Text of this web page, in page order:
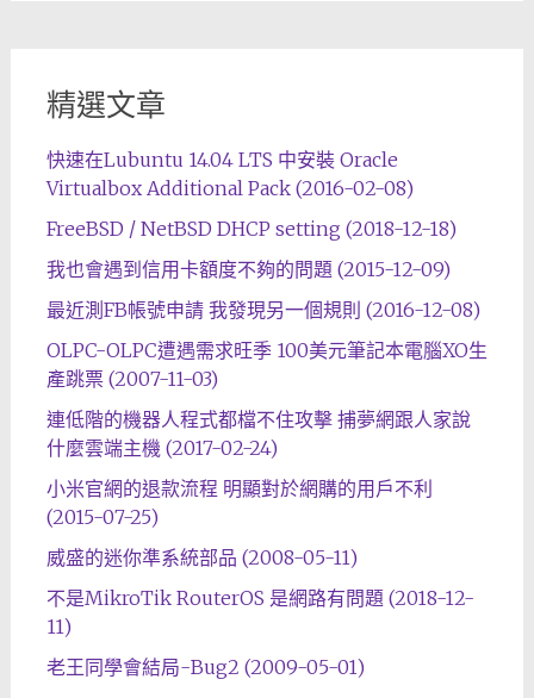
精選文章
快速在Lubuntu 14.04 LTS 中安裝 Oracle
Virtualbox Additional Pack (2016-02-08)
FreeBSD / NetBSD DHCP setting (2018-12-18)
我也會遇到信用卡額度不夠的問題 (2015-12-09)
最近測FB帳號申請 我發現另一個規則 (2016-12-08)
OLPC-OLPC遭遇需求旺季 100美元筆記本電腦XO生
產跳票 (2007-11-03)
連低階的機器人程式都檔不住攻擊 捕夢網跟人家說
什麼雲端主機 (2017-02-24)
小米官網的退款流程 明顯對於網購的用戶不利
(2015-07-25)
威盛的迷你準系統部品 (2008-05-11)
不是MikroTik RouterOS 是網路有問題 (2018-12-
11)
老王同學會結局-Bug2 (2009-05-01)